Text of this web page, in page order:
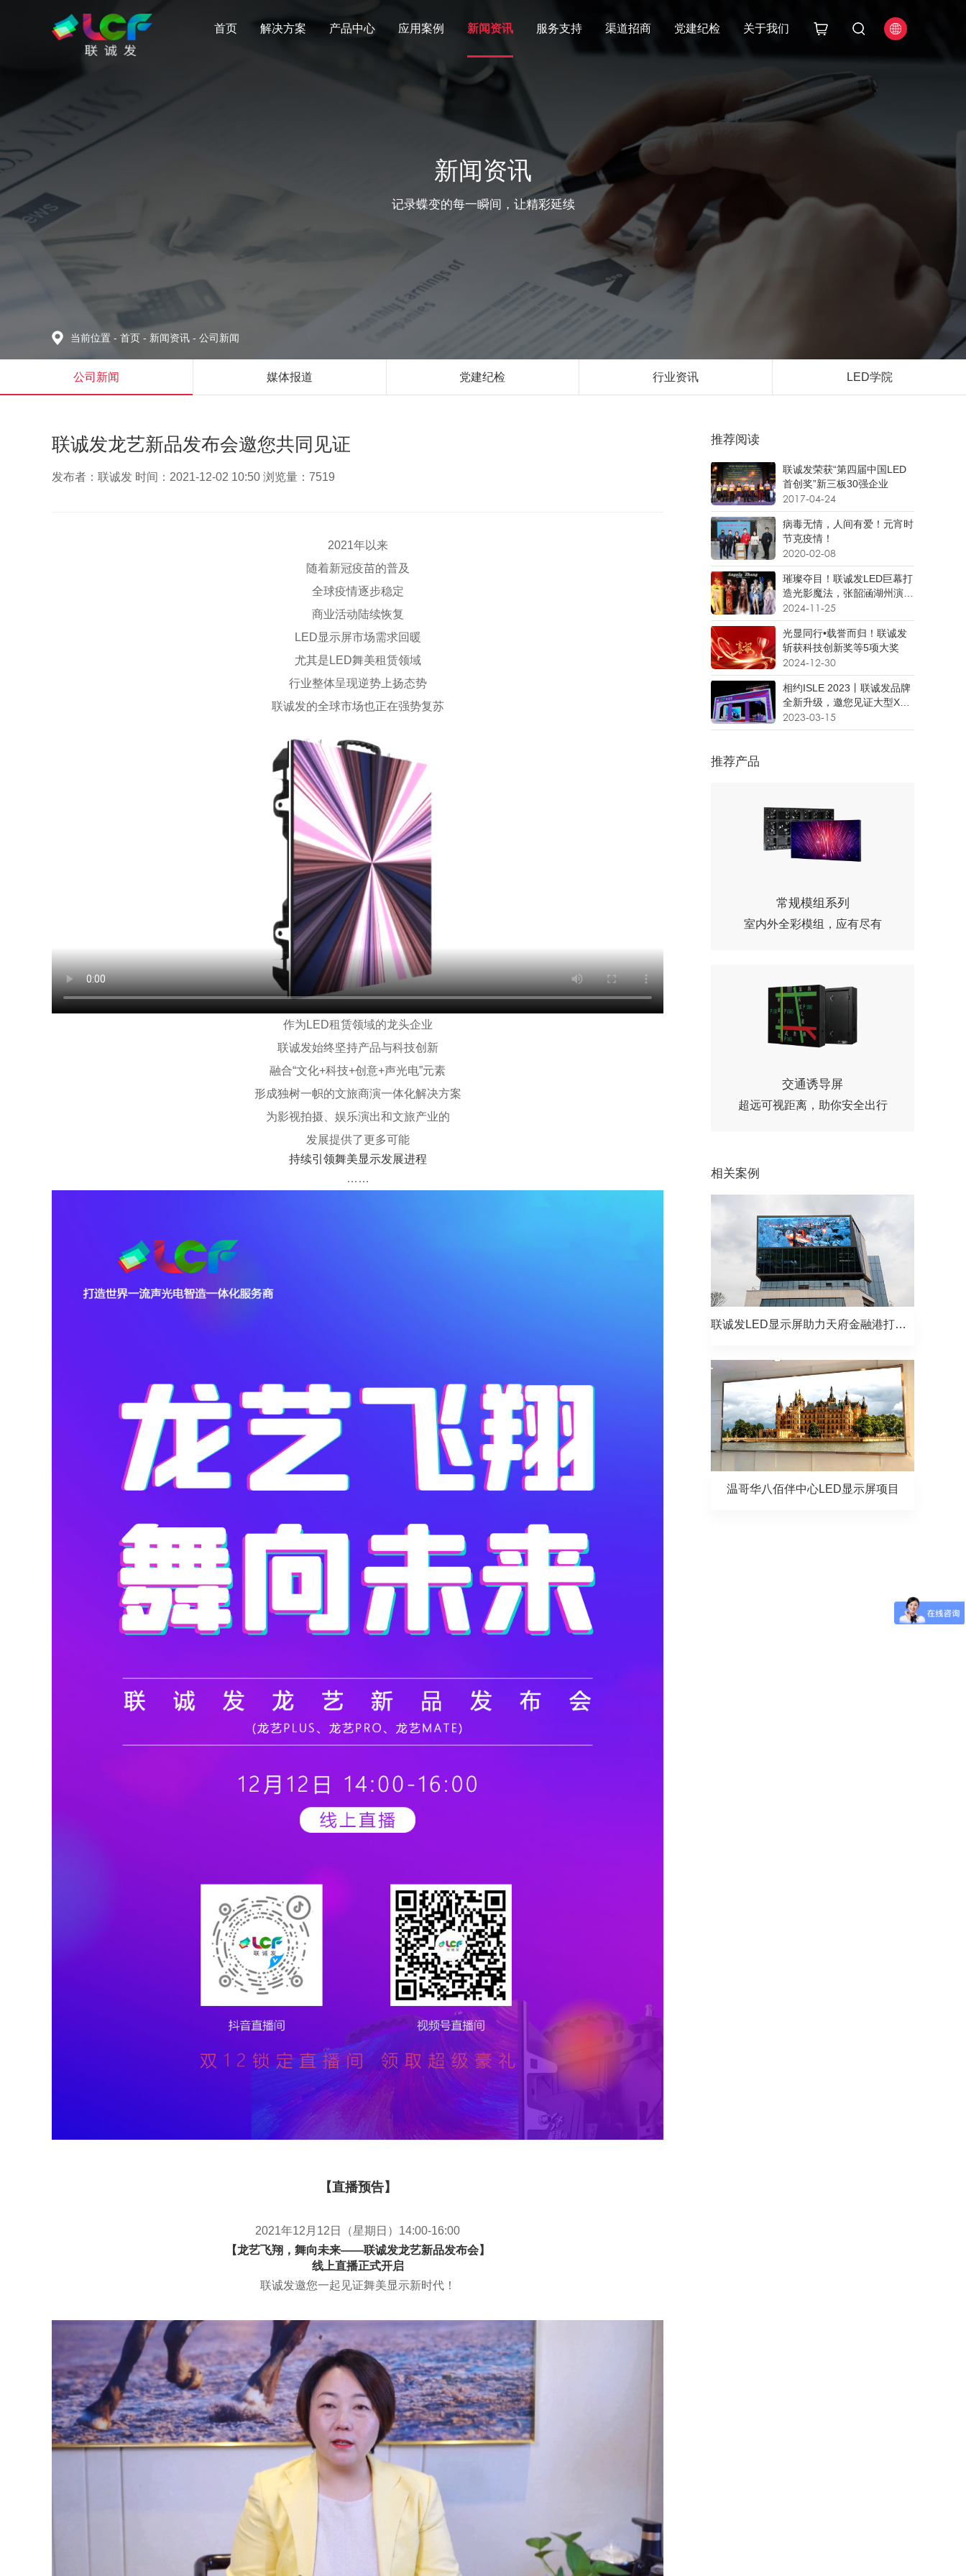
首页 解决方案 产品中心 应用案例 新闻资讯 服务支持 渠道招商 党建纪检 关于我们
新闻资讯
记录蝶变的每一瞬间，让精彩延续
当前位置 - 首页 - 新闻资讯 - 公司新闻
公司新闻 媒体报道 党建纪检 行业资讯 LED学院
联诚发龙艺新品发布会邀您共同见证
发布者：联诚发 时间：2021-12-02 10:50 浏览量：7519
2021年以来
随着新冠疫苗的普及
全球疫情逐步稳定
商业活动陆续恢复
LED显示屏市场需求回暖
尤其是LED舞美租赁领域
行业整体呈现逆势上扬态势
联诚发的全球市场也正在强势复苏
作为LED租赁领域的龙头企业
联诚发始终坚持产品与科技创新
融合“文化+科技+创意+声光电”元素
形成独树一帜的文旅商演一体化解决方案
为影视拍摄、娱乐演出和文旅产业的
发展提供了更多可能
持续引领舞美显示发展进程
……
【直播预告】
2021年12月12日（星期日）14:00-16:00
【龙艺飞翔，舞向未来——联诚发龙艺新品发布会】
线上直播正式开启
联诚发邀您一起见证舞美显示新时代！
推荐阅读
联诚发荣获“第四届中国LED
首创奖”新三板30强企业
2017-04-24
病毒无情，人间有爱！元宵时
节克疫情！
2020-02-08
璀璨夺目！联诚发LED巨幕打
造光影魔法，张韶涵湖州演唱
会变身高定秀场
2024-11-25
光显同行•载誉而归！联诚发
斩获科技创新奖等5项大奖
2024-12-30
相约ISLE 2023丨联诚发品牌
全新升级，邀您见证大型XR
沉浸式虚拟场景！
2023-03-15
推荐产品
常规模组系列
室内外全彩模组，应有尽有
交通诱导屏
超远可视距离，助你安全出行
相关案例
联诚发LED显示屏助力天府金融港打造新区南大门
温哥华八佰伴中心LED显示屏项目